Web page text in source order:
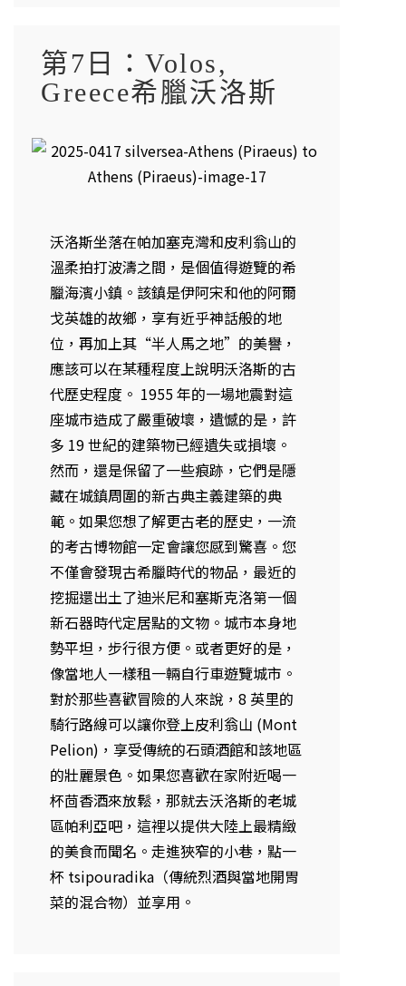
第7日：Volos,
Greece希臘沃洛斯
沃洛斯坐落在帕加塞克灣和皮利翁山的
溫柔拍打波濤之間，是個值得遊覽的希
臘海濱小鎮。該鎮是伊阿宋和他的阿爾
戈英雄的故鄉，享有近乎神話般的地
位，再加上其“半人馬之地”的美譽，
應該可以在某種程度上說明沃洛斯的古
代歷史程度。 1955 年的一場地震對這
座城市造成了嚴重破壞，遺憾的是，許
多 19 世紀的建築物已經遺失或損壞。
然而，還是保留了一些痕跡，它們是隱
藏在城鎮周圍的新古典主義建築的典
範。如果您想了解更古老的歷史，一流
的考古博物館一定會讓您感到驚喜。您
不僅會發現古希臘時代的物品，最近的
挖掘還出土了迪米尼和塞斯克洛第一個
新石器時代定居點的文物。城市本身地
勢平坦，步行很方便。或者更好的是，
像當地人一樣租一輛自行車遊覽城市。
對於那些喜歡冒險的人來說，8 英里的
騎行路線可以讓你登上皮利翁山 (Mont
Pelion)，享受傳統的石頭酒館和該地區
的壯麗景色。如果您喜歡在家附近喝一
杯茴香酒來放鬆，那就去沃洛斯的老城
區帕利亞吧，這裡以提供大陸上最精緻
的美食而聞名。走進狹窄的小巷，點一
杯 tsipouradika（傳統烈酒與當地開胃
菜的混合物）並享用。